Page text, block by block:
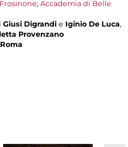
; Accademia di Belle
Giusi Digrandi e Iginio De Luca,
Provenzano